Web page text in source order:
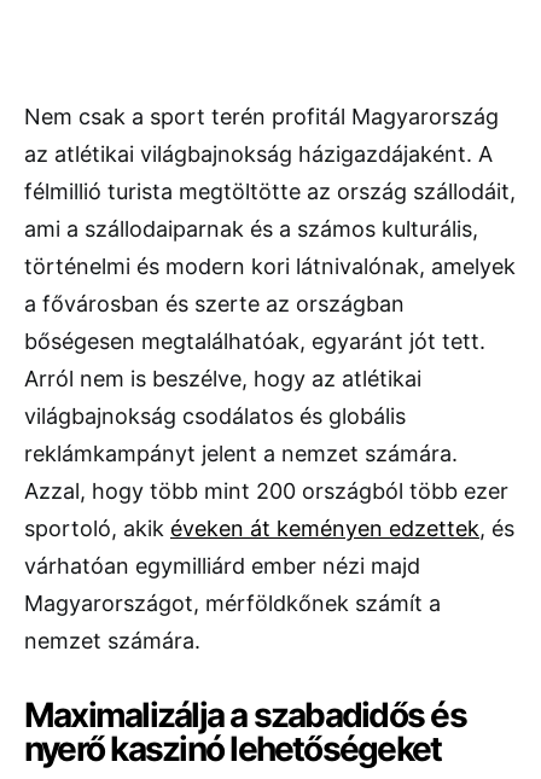
Nem csak a sport terén profitál Magyarország
az atlétikai világbajnokság házigazdájaként. A
félmillió turista megtöltötte az ország szállodáit,
ami a szállodaiparnak és a számos kulturális,
történelmi és modern kori látnivalónak, amelyek
a fővárosban és szerte az országban
bőségesen megtalálhatóak, egyaránt jót tett.
Arról nem is beszélve, hogy az atlétikai
világbajnokság csodálatos és globális
reklámkampányt jelent a nemzet számára.
Azzal, hogy több mint 200 országból több ezer
sportoló, akik éveken át keményen edzettek, és
várhatóan egymilliárd ember nézi majd
Magyarországot, mérföldkőnek számít a
nemzet számára.
Maximalizálja a szabadidős és
nyerő kaszinó lehetőségeket